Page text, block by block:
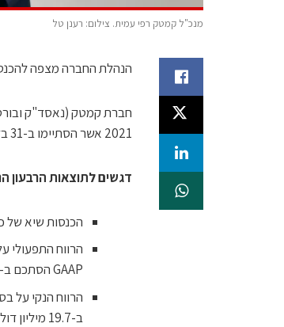
מנכ"ל קמטק רפי עמית. צילום: רענן טל
הנהלת החברה מצפה להכנסות של כ-75-76 מיליון דולר ברבעון הראשון של
2021 אשר הסתיימו ב-31 בדצמבר, 2021.
דגשים לתוצאות הרבעון
הכנסות שיא של כ-74.2 מיליון דולר, גידול של 53% ביחס לרבעון
GAAP הסתכם ב-20.9 מיליון דולר, המהווים שיעורי רווחיות של 26.0% ו-28.2% בהתאמה;
ב-19.7 מיליון דולר;